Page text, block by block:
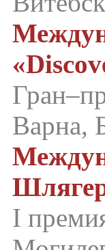
Варна,
I